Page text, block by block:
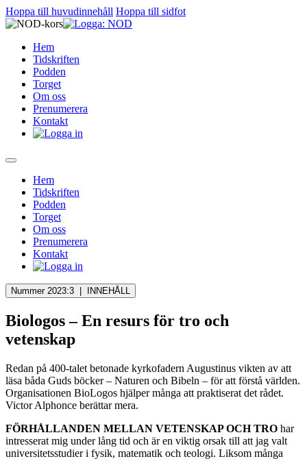
Hoppa till huvudinnehåll Hoppa till sidfot
Hem
Tidskriften
Podden
Torget
Om oss
Prenumerera
Kontakt
Hem
Tidskriften
Podden
Torget
Om oss
Prenumerera
Kontakt
Nummer 2023:3 | INNEHÅLL
Biologos – En resurs för tro och
vetenskap
Redan på 400-talet betonade kyrkofadern Augustinus vikten av att
läsa båda Guds böcker – Naturen och Bibeln – för att förstå världen.
Organisationen BioLogos hjälper många att praktiserat det rådet.
Victor Alphonce berättar mera.
FÖRHÅLLANDEN MELLAN VETENSKAP OCH TRO har
intresserat mig under lång tid och är en viktig orsak till att jag valt
universitetsstudier i fysik, matematik och teologi. Liksom många